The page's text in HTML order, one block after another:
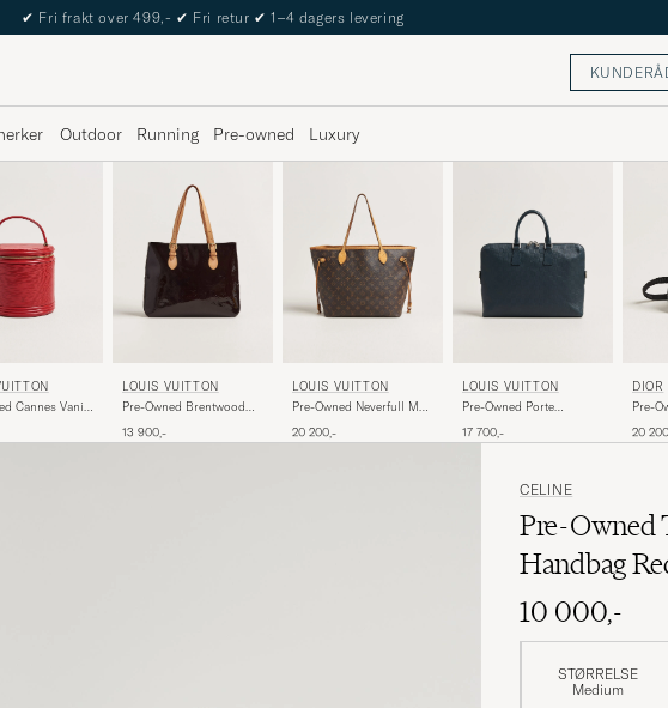
✔ Fri frakt over 499,- ✔ Fri retur ✔ 1–4 dagers levering
Outdoor Running Pre-owned Luxury
Cannes Vanity
LOUIS VUITTON
Pre-Owned Brentwood
Burgundy
13 900,-
LOUIS VUITTON
Pre-Owned Neverfull MM
20 200,-
LOUIS VUITTON
Pre-Owned Porte
Infini Onyx
17 700,-
DIOR
Pre-
20
CELINE
Pre-Owned
Handbag
10 000,-
STØRRELSE
Medium